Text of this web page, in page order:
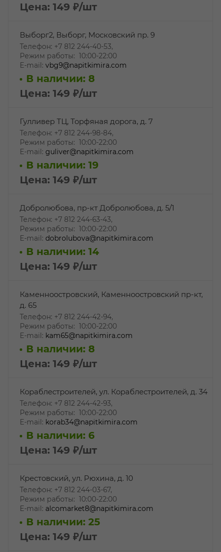
Цена: 149 ₽/шт
Выборг2, Выборг, Московский пр. 9
Телефон: +7 812 244-40-53,
Режим работы: 10:00-22:00
E-mail: vbg9@napitkimira.com
В наличии: 8
Цена: 149 ₽/шт
Гулливер ТЦ, Торфяная дорога, д. 7
Телефон: +7 812 244-98-84,
Режим работы: 10:00-22:00
E-mail: guliver@napitkimira.com
В наличии: 19
Цена: 149 ₽/шт
Добролюбова, пр-кт Добролюбова, д. 5/1
Телефон: +7 812 244-63-43,
Режим работы: 10:00-22:00
E-mail: dobrolubova@napitkimira.com
В наличии: 14
Цена: 149 ₽/шт
Каменноостровский, Каменноостровский пр-кт,
д. 65
Телефон: +7 812 244-42-94,
Режим работы: 10:00-22:00
E-mail: kam65@napitkimira.com
В наличии: 8
Цена: 149 ₽/шт
Кораблестроителей, ул. Кораблестроителей, д. 34
Телефон: +7 812 244-42-93,
Режим работы: 10:00-22:00
E-mail: korab34@napitkimira.com
В наличии: 6
Цена: 149 ₽/шт
Крестовский, ул. Рюхина, д. 10
Телефон: +7 812 244-03-67,
Режим работы: 10:00-22:00
E-mail: alcomarket8@napitkimira.com
В наличии: 25
Цена: 149 ₽/шт